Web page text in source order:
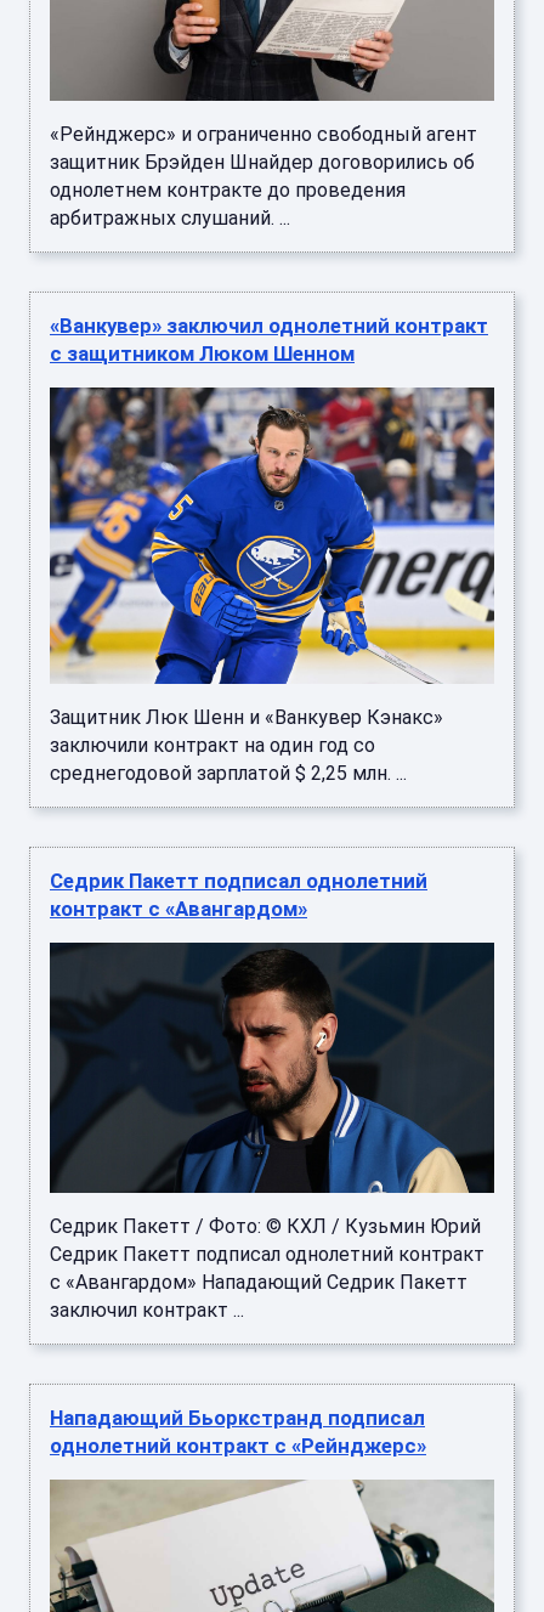
«Рейнджерс» и ограниченно свободный агент
защитник Брэйден Шнайдер договорились об
однолетнем контракте до проведения
арбитражных слушаний. ...
«Ванкувер» заключил однолетний контракт
с защитником Люком Шенном
Защитник Люк Шенн и «Ванкувер Кэнакс»
заключили контракт на один год со
среднегодовой зарплатой $ 2,25 млн. ...
Седрик Пакетт подписал однолетний
контракт с «Авангардом»
Седрик Пакетт / Фото: © КХЛ / Кузьмин Юрий
Седрик Пакетт подписал однолетний контракт
с «Авангардом» Нападающий Седрик Пакетт
заключил контракт ...
Нападающий Бьоркстранд подписал
однолетний контракт с «Рейнджерс»